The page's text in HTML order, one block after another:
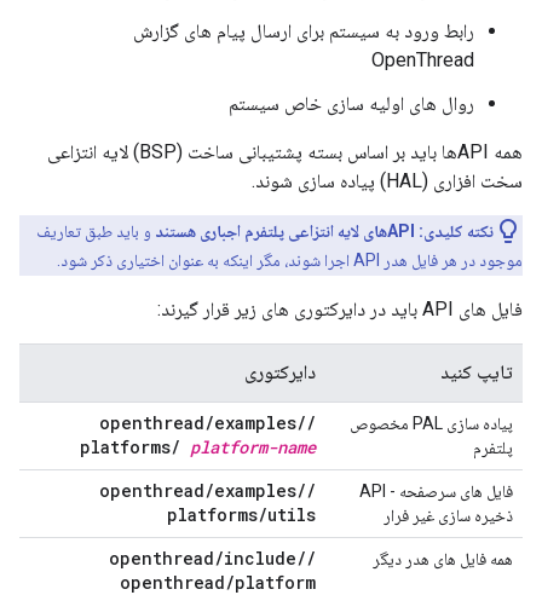
رابط ورود به سیستم برای ارسال پیام های گزارش
OpenThread
روال های اولیه سازی خاص سیستم
همه APIها باید بر اساس بسته پشتیبانی ساخت (BSP) لایه انتزاعی
سخت افزاری (HAL) پیاده سازی شوند.
نکته کلیدی: APIهای لایه انتزاعی پلتفرم اجباری هستند
و باید طبق تعاریف
موجود در هر فایل هدر API اجرا شوند، مگر اینکه به عنوان اختیاری ذکر شود.
فایل های API باید در دایرکتوری های زیر قرار گیرند:
تایپ کنید دایرکتوری
پیاده سازی PAL مخصوص
پلتفرم
/
openthread/examples/
platforms/ platform-name
فایل های سرصفحه - API
ذخیره سازی غیر فرار
/
openthread/examples/
platforms/utils
همه فایل های هدر دیگر /
openthread/include/
openthread/platform